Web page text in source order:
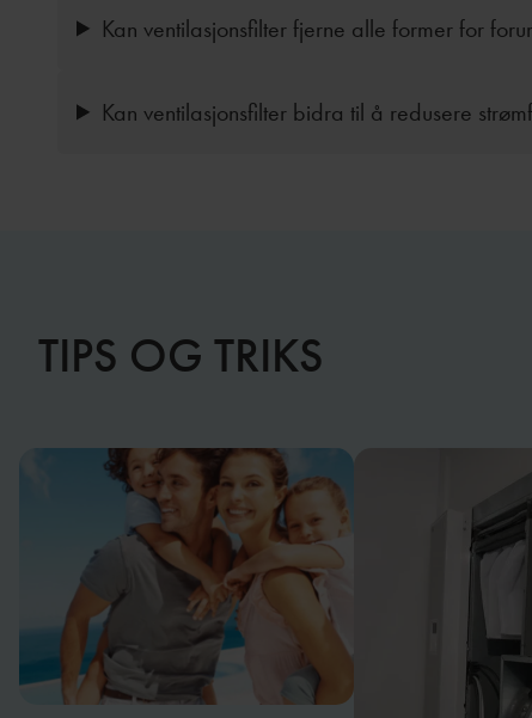
Kan ventilasjonsfilter fjerne alle former for
Kan ventilasjonsfilter bidra til å redusere
TIPS OG TRIKS